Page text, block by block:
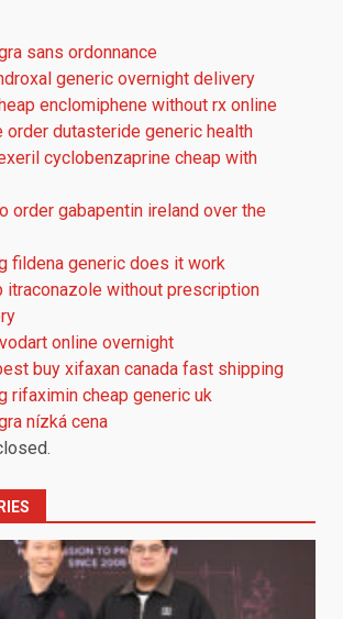
sans ordonnance
generic overnight delivery
enclomiphene without rx online
order dutasteride generic health
cyclobenzaprine cheap with
order gabapentin ireland over the
fildena generic does it work
itraconazole without prescription
online overnight
buy xifaxan canada fast shipping
rifaximin cheap generic uk
nízká cena